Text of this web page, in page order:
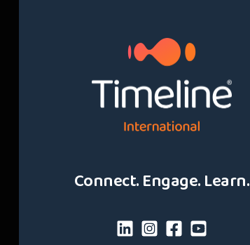
Connect. Engage. Learn.